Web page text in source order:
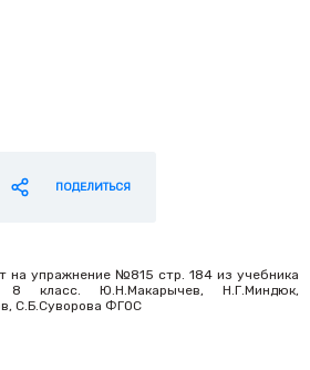
ПОДЕЛИТЬСЯ
на упражнение №815 стр. 184 из учебника
8 класс. Ю.Н.Макарычев, Н.Г.Миндюк,
С.Б.Суворова ФГОС